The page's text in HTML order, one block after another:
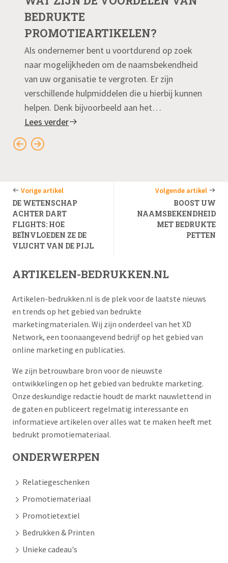
BEDRUKTE
PROMOTIEARTIKELEN?
Als ondernemer bent u voortdurend op zoek
naar mogelijkheden om de naamsbekendheid
van uw organisatie te vergroten. Er zijn
verschillende hulpmiddelen die u hierbij kunnen
helpen. Denk bijvoorbeeld aan het…
Lees verder
Vorige artikel
DE WETENSCHAP
ACHTER DART
FLIGHTS: HOE
BEÏNVLOEDEN ZE DE
VLUCHT VAN DE PIJL
Volgende artikel
BOOST UW
NAAMSBEKENDHEID
MET BEDRUKTE
PETTEN
ARTIKELEN-BEDRUKKEN.NL
Artikelen-bedrukken.nl is de plek voor de laatste nieuws
en trends op het gebied van bedrukte
marketingmaterialen. Wij zijn onderdeel van het XD
Network, een toonaangevend bedrijf op het gebied van
online marketing en publicaties.
We zijn betrouwbare bron voor de nieuwste
ontwikkelingen op het gebied van bedrukte marketing.
Onze deskundige redactie houdt de markt nauwlettend in
de gaten en publiceert regelmatig interessante en
informatieve artikelen over alles wat te maken heeft met
bedrukt promotiemateriaal.
ONDERWERPEN
Relatiegeschenken
Promotiemateriaal
Promotietextiel
Bedrukken & Printen
Unieke cadeau's